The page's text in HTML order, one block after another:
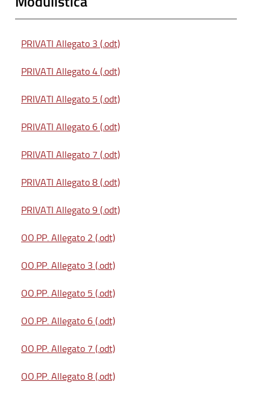
PRIVATI Allegato 3 (.odt)
PRIVATI Allegato 4 (.odt)
PRIVATI Allegato 5 (.odt)
PRIVATI Allegato 6 (.odt)
PRIVATI Allegato 7 (.odt)
PRIVATI Allegato 8 (.odt)
PRIVATI Allegato 9 (.odt)
OO.PP. Allegato 2 (.odt)
OO.PP. Allegato 3 (.odt)
OO.PP. Allegato 5 (.odt)
OO.PP. Allegato 6 (.odt)
OO.PP. Allegato 7 (.odt)
OO.PP. Allegato 8 (.odt)